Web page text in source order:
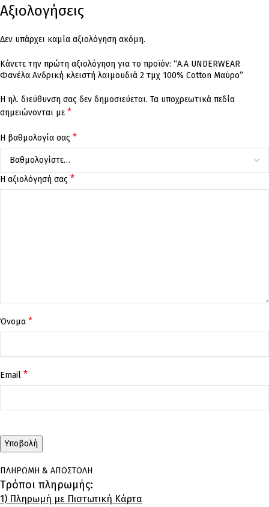
Αξιολογήσεις
Δεν υπάρχει καμία αξιολόγηση ακόμη.
Κάνετε την πρώτη αξιολόγηση για το προϊόν: “Α.A UNDERWEAR
Φανέλα Ανδρική κλειστή λαιμουδιά 2 τμχ 100% Cotton Μαύρο”
Η ηλ. διεύθυνση σας δεν δημοσιεύεται. Τα υποχρεωτικά πεδία
σημειώνονται με *
Η βαθμολογία σας *
Η αξιολόγησή σας *
Όνομα *
Email *
ΠΛΗΡΩΜΗ & ΑΠΟΣΤΟΛΗ
Τρόποι πληρωμής:
1) Πληρωμή με Πιστωτική Κάρτα